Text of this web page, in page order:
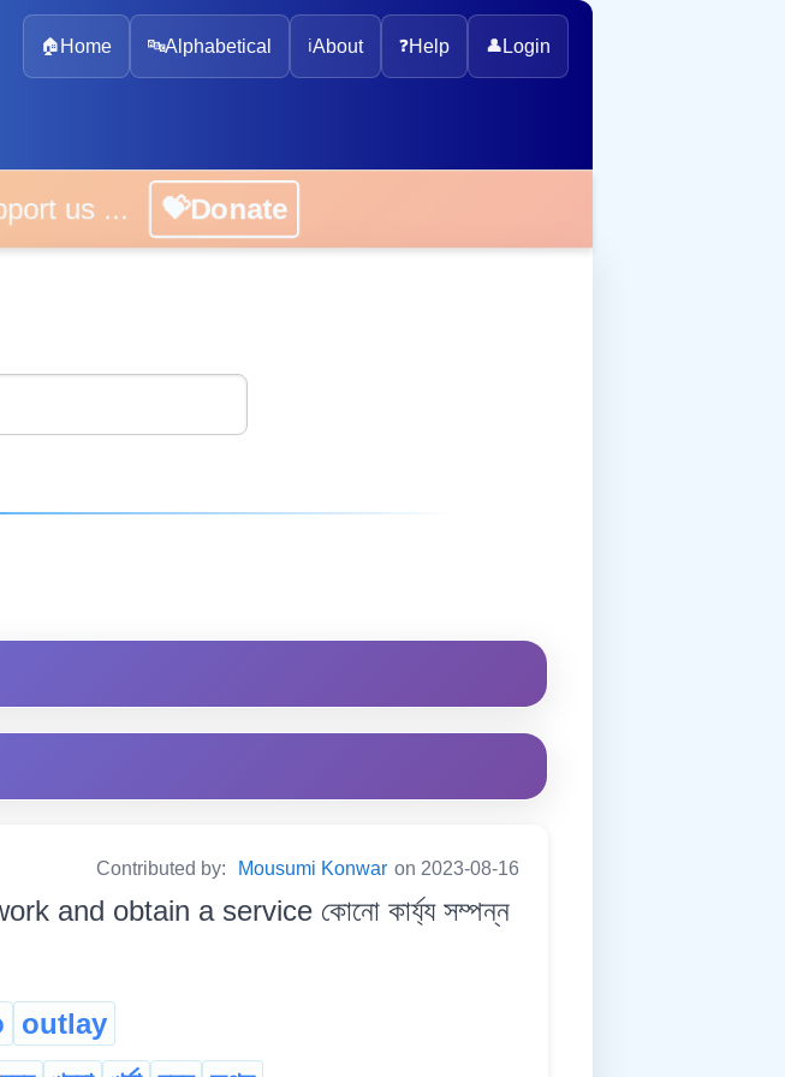
🏠 Home 🔤Alphabetical ℹ️About ❓Help 👤 Login
us ... 💝Donate
Contributed by: Mousumi Konwar on 2023-08-16
and obtain a service কোনো কাৰ্য্য সম্পন্ন
outlay